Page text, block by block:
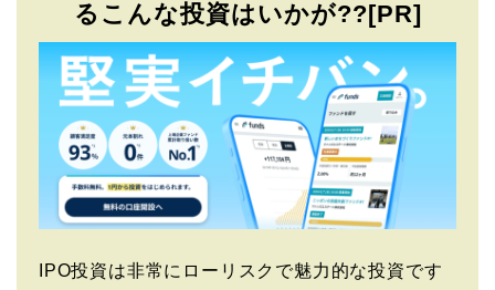
るこんな投資はいかが??[PR]
IPO投資は非常にローリスクで魅力的な投資です